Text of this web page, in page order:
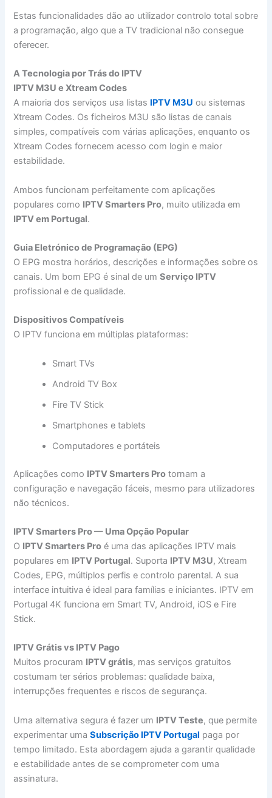
Estas funcionalidades dão ao utilizador controlo total sobre
a programação, algo que a TV tradicional não consegue
oferecer.
A Tecnologia por Trás do IPTV
IPTV M3U e Xtream Codes
A maioria dos serviços usa listas IPTV M3U ou sistemas
Xtream Codes. Os ficheiros M3U são listas de canais
simples, compatíveis com várias aplicações, enquanto os
Xtream Codes fornecem acesso com login e maior
estabilidade.
Ambos funcionam perfeitamente com aplicações
populares como IPTV Smarters Pro, muito utilizada em
IPTV em Portugal.
Guia Eletrónico de Programação (EPG)
O EPG mostra horários, descrições e informações sobre os
canais. Um bom EPG é sinal de umServiço IPTV
profissional e de qualidade.
Dispositivos Compatíveis
O IPTV funciona em múltiplas plataformas:
Smart TVs
Android TV Box
Fire TV Stick
Smartphones e tablets
Computadores e portáteis
Aplicações como IPTV Smarters Pro tornam a
configuração e navegação fáceis, mesmo para utilizadores
não técnicos.
IPTV Smarters Pro — Uma Opção Popular
O IPTV Smarters Pro é uma das aplicações IPTV mais
populares em IPTV Portugal. Suporta IPTV M3U, Xtream
Codes, EPG, múltiplos perfis e controlo parental. A sua
interface intuitiva é ideal para famílias e iniciantes. IPTV em
Portugal 4K funciona em Smart TV, Android, iOS e Fire
Stick.
IPTV Grátis vs IPTV Pago
Muitos procuram IPTV grátis, mas serviços gratuitos
costumam ter sérios problemas: qualidade baixa,
interrupções frequentes e riscos de segurança.
Uma alternativa segura é fazer um IPTV Teste, que permite
experimentar umaSubscrição IPTV Portugal paga por
tempo limitado. Esta abordagem ajuda a garantir qualidade
e estabilidade antes de se comprometer com uma
assinatura.